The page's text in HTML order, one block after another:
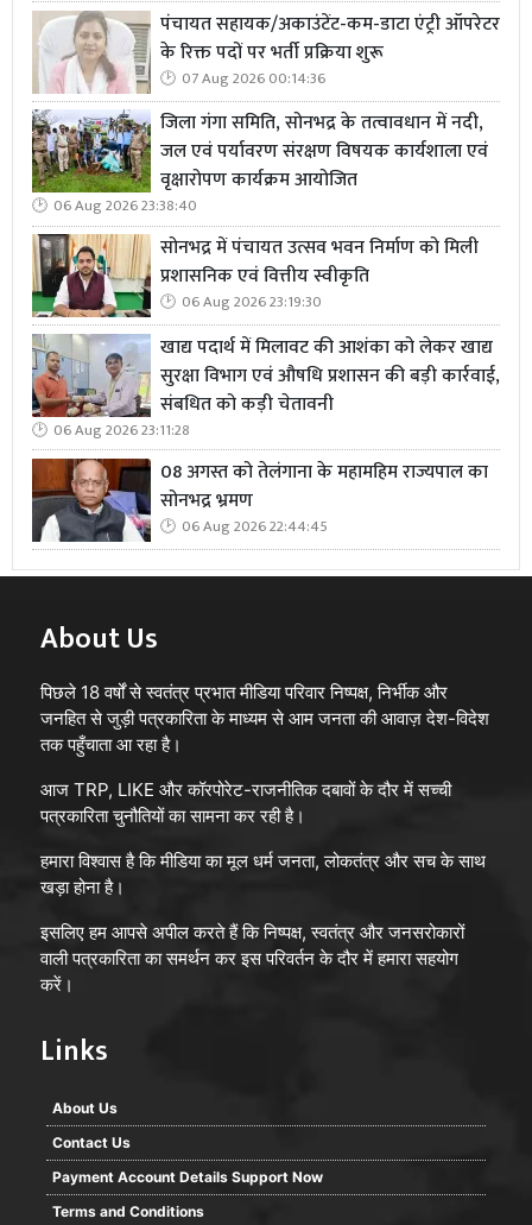
पंचायत सहायक/अकाउंटेंट-कम-डाटा एंट्री ऑपरेटर
के रिक्त पदों पर भर्ती प्रक्रिया शुरू
07 Aug 2026 00:14:36
जिला गंगा समिति, सोनभद्र के तत्वावधान में नदी,
जल एवं पर्यावरण संरक्षण विषयक कार्यशाला एवं
वृक्षारोपण कार्यक्रम आयोजित
06 Aug 2026 23:38:40
सोनभद्र में पंचायत उत्सव भवन निर्माण को मिली
प्रशासनिक एवं वित्तीय स्वीकृति
06 Aug 2026 23:19:30
खाद्य पदार्थ में मिलावट की आशंका को लेकर खाद्य
सुरक्षा विभाग एवं औषधि प्रशासन की बड़ी कार्रवाई,
संबधित को कड़ी चेतावनी
06 Aug 2026 23:11:28
08 अगस्त को तेलंगाना के महामहिम राज्यपाल का
सोनभद्र भ्रमण
06 Aug 2026 22:44:45
About Us
पिछले 18 वर्षों से स्वतंत्र प्रभात मीडिया परिवार निष्पक्ष, निर्भीक और
जनहित से जुड़ी पत्रकारिता के माध्यम से आम जनता की आवाज़ देश-विदेश
तक पहुँचाता आ रहा है।
आज TRP, LIKE और कॉरपोरेट-राजनीतिक दबावों के दौर में सच्ची
पत्रकारिता चुनौतियों का सामना कर रही है।
हमारा विश्वास है कि मीडिया का मूल धर्म जनता, लोकतंत्र और सच के साथ
खड़ा होना है।
इसलिए हम आपसे अपील करते हैं कि निष्पक्ष, स्वतंत्र और जनसरोकारों
वाली पत्रकारिता का समर्थन कर इस परिवर्तन के दौर में हमारा सहयोग
करें।
Links
About Us
Contact Us
Payment Account Details Support Now
Terms and Conditions